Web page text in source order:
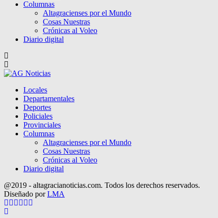
Columnas
Altagracienses por el Mundo
Cosas Nuestras
Crónicas al Voleo
Diario digital
Locales
Departamentales
Deportes
Policiales
Provinciales
Columnas
Altagracienses por el Mundo
Cosas Nuestras
Crónicas al Voleo
Diario digital
@2019 - altagracianoticias.com. Todos los derechos reservados.
Diseñado porLMA
Facebook
Twitter
Instagram
Pinterest
Google